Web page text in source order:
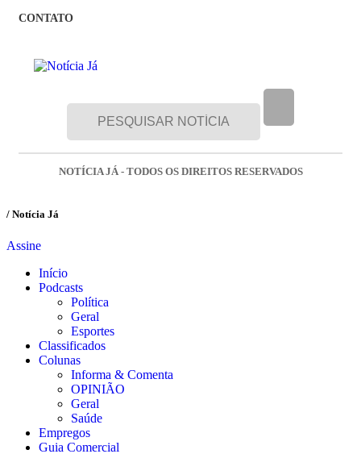
CONTATO
NOTÍCIA JÁ - TODOS OS DIREITOS RESERVADOS
/ Notícia Já
Assine
Início
Podcasts
Política
Geral
Esportes
Classificados
Colunas
Informa & Comenta
OPINIÃO
Geral
Saúde
Empregos
Guia Comercial